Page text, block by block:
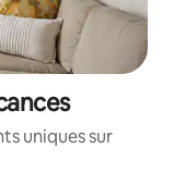
uniques sur